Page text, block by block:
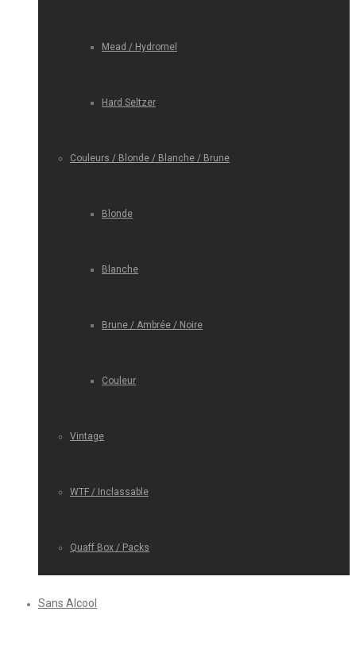
Mead / Hydromel
Hard Seltzer
Couleurs / Blonde / Blanche / Brune
Blonde
Blanche
Brune / Ambrée / Noire
Couleur
Vintage
WTF / Inclassable
Quaff Box / Packs
Sans Alcool